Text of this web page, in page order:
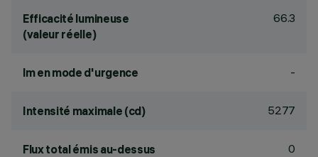
Efficacité lumineuse
(valeur réelle)
66.3
lm en mode d'urgence -
Intensité maximale (cd) 5277
Flux total émis au-dessus
0